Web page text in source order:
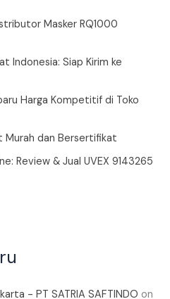
Masker RQ1000
Indonesia: Siap Kirim ke
Harga Kompetitif di Toko
Murah dan Bersertifikat
Review & Jual UVEX 9143265
- PT SATRIA SAFTINDO on